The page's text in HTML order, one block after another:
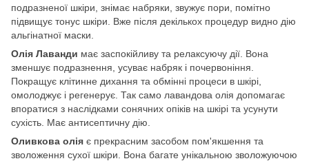
подразненої шкіри, знімає набряки, звужує пори, помітно
підвищує тонус шкіри. Вже після декількох процедур видно дію
альгінатної маски.
Олія Лаванди має заспокійливу та релаксуючу дії. Вона
зменшує подразнення, усуває набряк і почервоніння.
Покращує клітинне дихання та обмінні процеси в шкірі,
омолоджує і регенерує. Так само лавандова олія допомагає
впоратися з наслідками сонячних опіків на шкірі та усунути
сухість. Має антисептичну дію.
Оливкова олія є прекрасним засобом пом'якшення та
зволоження сухої шкіри. Вона багате унікальною зволожуючою